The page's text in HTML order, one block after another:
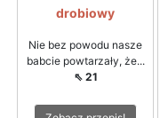
drobiowy
Nie bez powodu nasze
babcie powtarzały, że...
⇖ 21